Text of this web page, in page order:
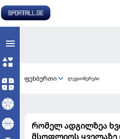
ფეხბურთი ლეგიონერები
რომელ ადგილზეა
მსოფლიოს ყველაზე